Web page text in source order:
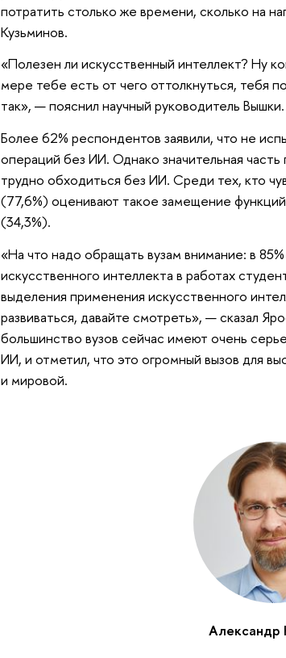
потратить столько же времени, сколько на
Кузьминов.
«Полезен ли искусственный интеллект? Ну
мере тебе есть от чего оттолкнуться, тебя
так», — пояснил научный руководитель Вышки.
Более 62% респондентов заявили, что не
операций без ИИ. Однако значительная часть
трудно обходиться без ИИ. Среди тех, кто
(77,6%) оценивают такое замещение
(34,3%).
«На что надо обращать вузам внимание: в
искусственного интеллекта в работах
выделения применения искусственного
развиваться, давайте смотреть», — сказал
большинство вузов сейчас имеют очень
ИИ, и отметил, что это огромный вызов для
и мировой.
Александр